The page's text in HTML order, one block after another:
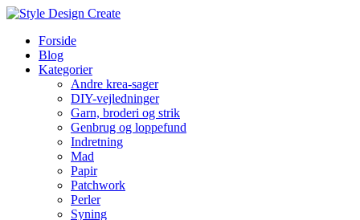
Forside
Blog
Kategorier
Andre krea-sager
DIY-vejledninger
Garn, broderi og strik
Genbrug og loppefund
Indretning
Mad
Papir
Patchwork
Perler
Syning